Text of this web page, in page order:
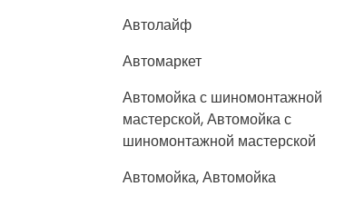
Автолайф
Автомаркет
Автомойка с шиномонтажной
мастерской, Автомойка с
шиномонтажной мастерской
Автомойка, Автомойка